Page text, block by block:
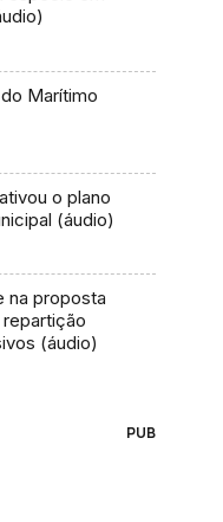
Marítimo
o plano
(áudio)
na proposta
(áudio)
PUB